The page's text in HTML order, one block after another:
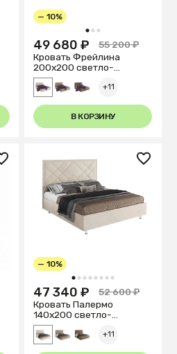
1 2 3
— 10%
49 680 ₽
55 200 ₽
Кровать Фрейлина
200х200 светло-
бежевого цвета
+11
В КОРЗИНУ
1 2 3 4 5 6 7 8
— 10%
47 340 ₽
52 600 ₽
Кровать Палермо
140х200 светло-
бежевого цвета
+11